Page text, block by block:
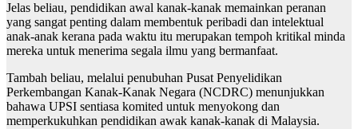
Jelas beliau, pendidikan awal kanak-kanak memainkan peranan
yang sangat penting dalam membentuk peribadi dan intelektual
anak-anak kerana pada waktu itu merupakan tempoh kritikal minda
mereka untuk menerima segala ilmu yang bermanfaat.
Tambah beliau, melalui penubuhan Pusat Penyelidikan
Perkembangan Kanak-Kanak Negara (NCDRC) menunjukkan
bahawa UPSI sentiasa komited untuk menyokong dan
memperkukuhkan pendidikan awak kanak-kanak di Malaysia.